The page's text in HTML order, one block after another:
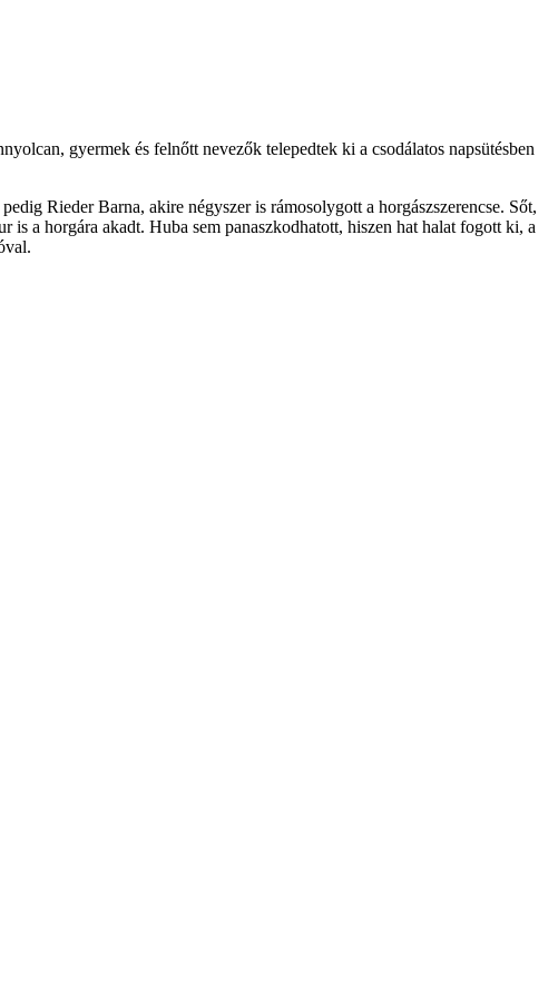
gyermek és felnőtt nevezők telepedtek ki a csodálatos napsütésben
Rieder Barna, akire négyszer is rámosolygott a horgászszerencse. Sőt,
a horgára akadt. Huba sem panaszkodhatott, hiszen hat halat fogott ki, a